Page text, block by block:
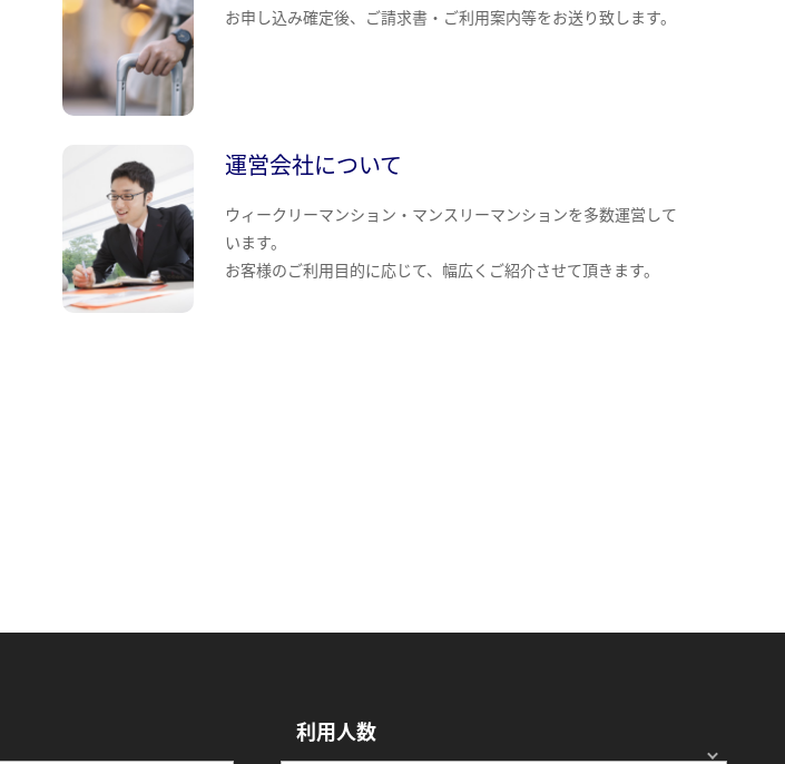
お申し込み確定後、ご請求書・ご利用案内等をお送り致します。
運営会社について
ウィークリーマンション・マンスリーマンションを多数運営して
います。
お客様のご利用目的に応じて、幅広くご紹介させて頂きます。
利用人数